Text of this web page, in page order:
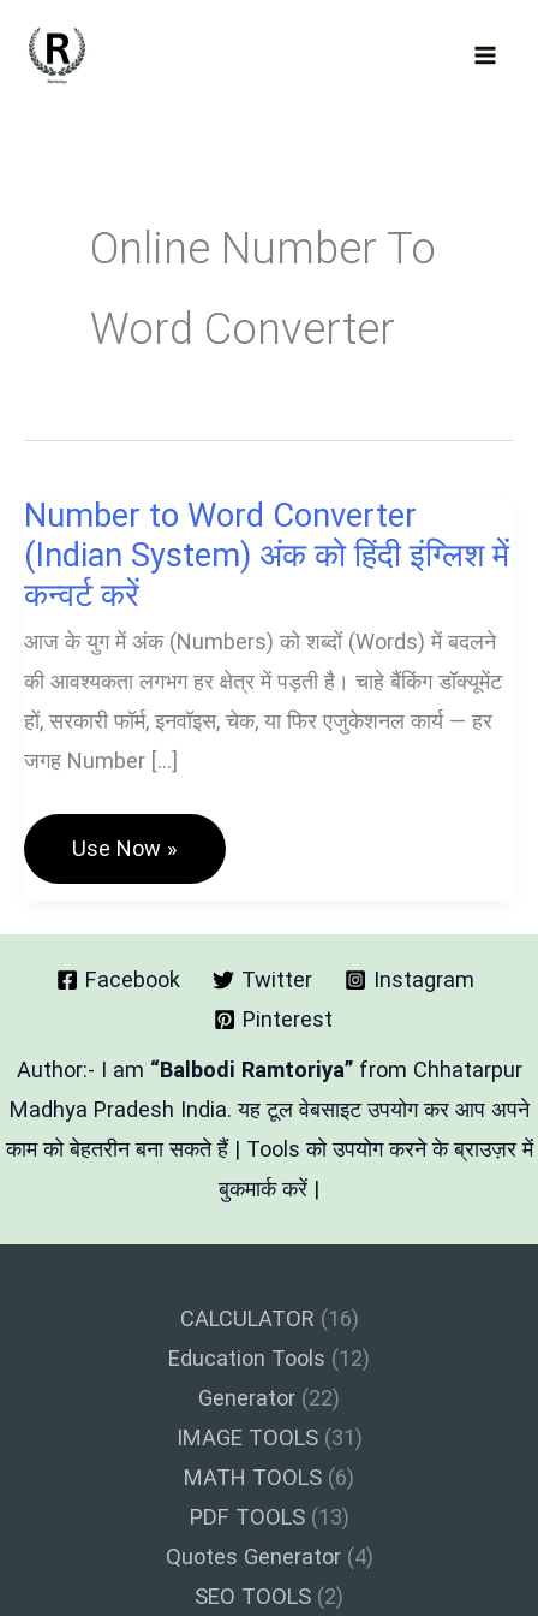
Online Number To
Word Converter
Number to Word Converter
(Indian System) अंक को हिंदी इंग्लिश में
कन्वर्ट करें
आज के युग में अंक (Numbers) को शब्दों (Words) में बदलने
की आवश्यकता लगभग हर क्षेत्र में पड़ती है। चाहे बैंकिंग डॉक्यूमेंट
हों, सरकारी फॉर्म, इनवॉइस, चेक, या फिर एजुकेशनल कार्य — हर
जगह Number […]
Number
Word
(Indian
अंक
को
में
कन्वर्ट
करें
Use Now »
Facebook Twitter
Instagram
Pinterest
Author:- I am “Balbodi Ramtoriya” from Chhatarpur
Madhya Pradesh India. यह टूल वेबसाइट उपयोग कर आप अपने
काम को बेहतरीन बना सकते हैं | Tools को उपयोग करने के ब्राउज़र में
बुकमार्क करें |
CALCULATOR (16)
Education Tools (12)
Generator (22)
IMAGE TOOLS(31)
MATH TOOLS (6)
PDF TOOLS(13)
Quotes Generator(4)
SEO TOOLS (2)